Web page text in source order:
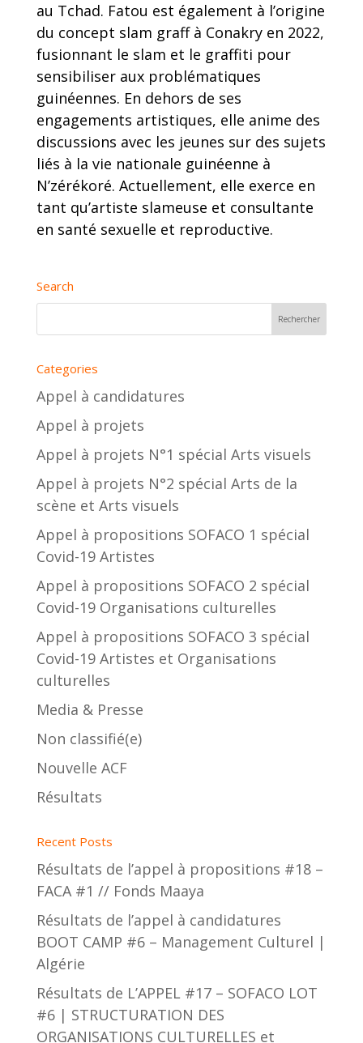
au Tchad. Fatou est également à l’origine
du concept slam graff à Conakry en 2022,
fusionnant le slam et le graffiti pour
sensibiliser aux problématiques
guinéennes. En dehors de ses
engagements artistiques, elle anime des
discussions avec les jeunes sur des sujets
liés à la vie nationale guinéenne à
N’zérékoré. Actuellement, elle exerce en
tant qu’artiste slameuse et consultante
en santé sexuelle et reproductive.
Search
Categories
Appel à candidatures
Appel à projets
Appel à projets N°1 spécial Arts visuels
Appel à projets N°2 spécial Arts de la
scène et Arts visuels
Appel à propositions SOFACO 1 spécial
Covid-19 Artistes
Appel à propositions SOFACO 2 spécial
Covid-19 Organisations culturelles
Appel à propositions SOFACO 3 spécial
Covid-19 Artistes et Organisations
culturelles
Media & Presse
Non classifié(e)
Nouvelle ACF
Résultats
Recent Posts
Résultats de l’appel à propositions #18 –
FACA #1 // Fonds Maaya
Résultats de l’appel à candidatures
BOOT CAMP #6 – Management Culturel |
Algérie
Résultats de L’APPEL #17 – SOFACO LOT
#6 | STRUCTURATION DES
ORGANISATIONS CULTURELLES et